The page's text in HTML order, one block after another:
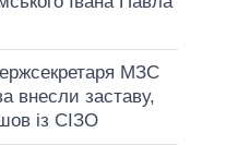
МЗС
внесли заставу,
із СІЗО